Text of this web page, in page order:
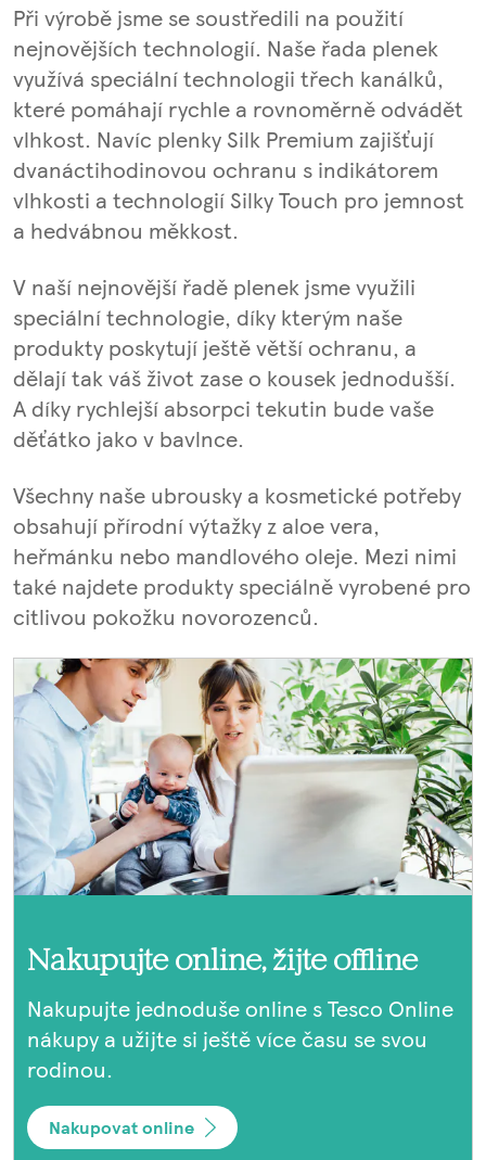
Při výrobě jsme se soustředili na použití
nejnovějších technologií. Naše řada plenek
využívá speciální technologii třech kanálků,
které pomáhají rychle a rovnoměrně odvádět
vlhkost. Navíc plenky Silk Premium zajišťují
dvanáctihodinovou ochranu s indikátorem
vlhkosti a technologií Silky Touch pro jemnost
a hedvábnou měkkost.
V naší nejnovější řadě plenek jsme využili
speciální technologie, díky kterým naše
produkty poskytují ještě větší ochranu, a
dělají tak váš život zase o kousek jednodušší.
A díky rychlejší absorpci tekutin bude vaše
děťátko jako v bavlnce.
Všechny naše ubrousky a kosmetické potřeby
obsahují přírodní výtažky z aloe vera,
heřmánku nebo mandlového oleje. Mezi nimi
také najdete produkty speciálně vyrobené pro
citlivou pokožku novorozenců.
Nakupujte online, žijte offline
Nakupujte jednoduše online s Tesco Online
nákupy a užijte si ještě více času se svou
rodinou.
Nakupovat online